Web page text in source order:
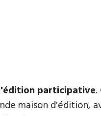
participative
maison d'édition,